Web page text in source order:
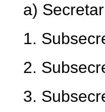
a)
1.
2.
3.